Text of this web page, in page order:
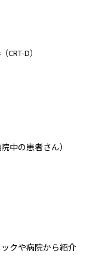
D）
中の患者さん）
クや病院から紹介